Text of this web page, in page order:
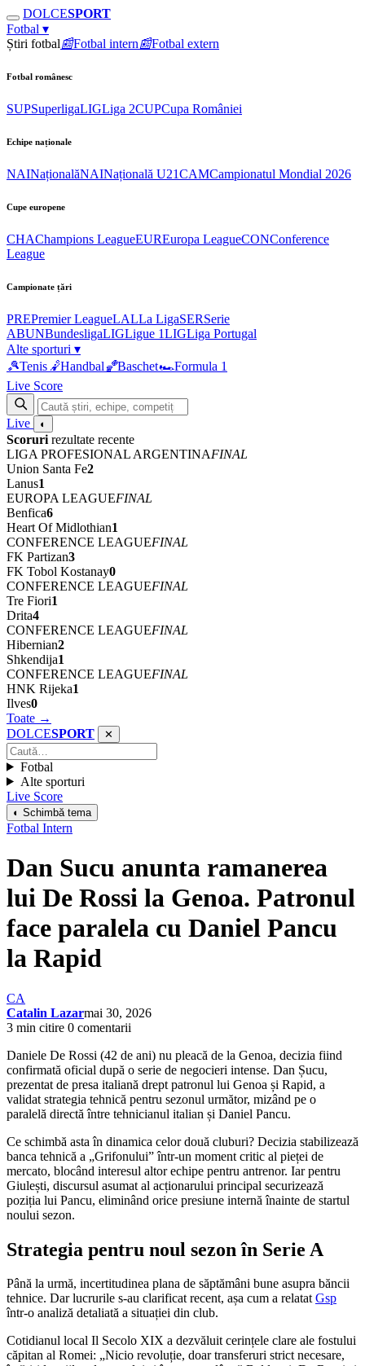
DOLCESPORT
Fotbal ▾
Știri fotbal📰Fotbal intern📰Fotbal extern
Fotbal românesc
SUPSuperligaLIGLiga 2CUPCupa României
Echipe naționale
NAINaționalăNAINațională U21CAMCampionatul Mondial 2026
Cupe europene
CHAChampions LeagueEUREuropa LeagueCONConference
League
Campionate țări
PREPremier LeagueLALLa LigaSERSerie
ABUNBundesligaLIGLigue 1LIGLiga Portugal
Alte sporturi ▾
🎾Tenis 🤾Handbal🏀Baschet🏎Formula 1
Live Score
Live ◐
Scoruri rezultate recente
LIGA PROFESIONAL ARGENTINAFINAL
Union Santa Fe2
Lanus1
EUROPA LEAGUEFINAL
Benfica6
Heart Of Midlothian1
CONFERENCE LEAGUEFINAL
FK Partizan3
FK Tobol Kostanay0
CONFERENCE LEAGUEFINAL
Tre Fiori1
Drita4
CONFERENCE LEAGUEFINAL
Hibernian2
Shkendija1
CONFERENCE LEAGUEFINAL
HNK Rijeka1
Ilves0
Toate →
DOLCESPORT ✕
Fotbal
Alte sporturi
Live Score
◐ Schimbă tema
Fotbal Intern
Dan Sucu anunta ramanerea
lui De Rossi la Genoa. Patronul
face paralela cu Daniel Pancu
la Rapid
CA
Catalin Lazarmai 30, 2026
3 min citire 0 comentarii
Daniele De Rossi (42 de ani) nu pleacă de la Genoa, decizia fiind
confirmată oficial după o serie de negocieri intense. Dan Șucu,
prezentat de presa italiană drept patronul lui Genoa și Rapid, a
validat strategia tehnică pentru sezonul următor, mizând pe o
paralelă directă între tehnicianul italian și Daniel Pancu.
Ce schimbă asta în dinamica celor două cluburi? Decizia stabilizează
banca tehnică a „Grifonului” într-un moment critic al pieței de
mercato, blocând interesul altor echipe pentru antrenor. Iar pentru
Giulești, discursul asumat al acționarului principal securizează
poziția lui Pancu, eliminând orice presiune internă înainte de startul
noului sezon.
Strategia pentru noul sezon în Serie A
Până la urmă, incertitudinea plana de săptămâni bune asupra băncii
tehnice. Dar lucrurile s-au clarificat recent, așa cum a relatatGsp
într-o analiză detaliată a situației din club.
Cotidianul local Il Secolo XIX a dezvăluit cerințele clare ale fostului
căpitan al Romei: „Nicio revoluție, doar transferuri strict necesare,